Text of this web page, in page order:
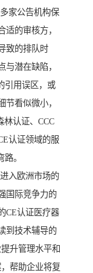
家公告机构保
的审核方，
致的排队时
与潜在缺陷，
引用误区，或
看似微小，
林认证、CCC
认证领域的服
。
入欧洲市场的
国际竞争力的
CE认证医疗器
到技术辅导的
升管理水平和
帮助企业将复